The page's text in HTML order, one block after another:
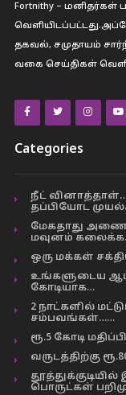
Fortnithy –
தகவல், சமுதாயம்
வகை செய்திகள்
Categories
நீட்
தப்பியோட
மேகதாது அணை
மவுனம்
ஒரு மக்கள்
உங்களுடைய
கோடியாக…
2 நாட்களில்
சம்பவங்கள்……
ரூ.5 கோடி
வருடத்திற்கு
பொருட்கள்